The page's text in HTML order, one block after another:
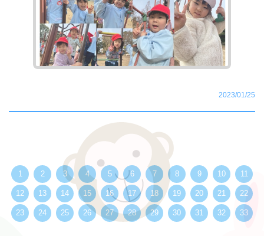
2023/01/25
1 2 3 4 5 6 7 8 9 10 11
12 13 14 15 16 17 18 19 20 21 22
23 24 25 26 27 28 29 30 31 32 33